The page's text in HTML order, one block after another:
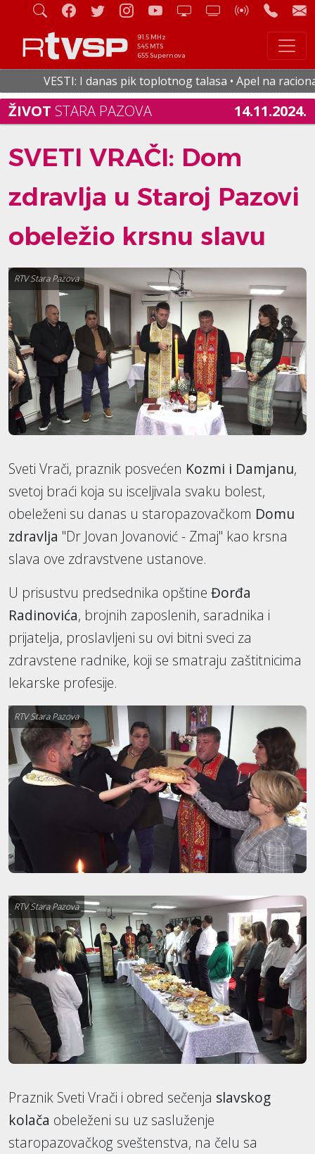
91.5 MHz
545 MTS
655 Supernova
VESTI: I danas pik toplotnog talasa • Apel na racionalnu
ŽIVOT STARA PAZOVA 14.11.2024.
SVETI VRAČI: Dom
zdravlja u Staroj Pazovi
obeležio krsnu slavu
RTV Stara Pazova
Sveti Vrači, praznik posvećen Kozmi i Damjanu,
svetoj braći koja su isceljivala svaku bolest,
obeleženi su danas u staropazovačkom Domu
zdravlja "Dr Jovan Jovanović - Zmaj" kao krsna
slava ove zdravstvene ustanove.
U prisustvu predsednika opštine Đorđa
Radinovića, brojnih zaposlenih, saradnika i
prijatelja, proslavljeni su ovi bitni sveci za
zdravstene radnike, koji se smatraju zaštitnicima
lekarske profesije.
RTV Stara Pazova
RTV Stara Pazova
Praznik Sveti Vrači i obred sečenja slavskog
kolača obeleženi su uz sasluženje
staropazovačkog sveštenstva, na čelu sa